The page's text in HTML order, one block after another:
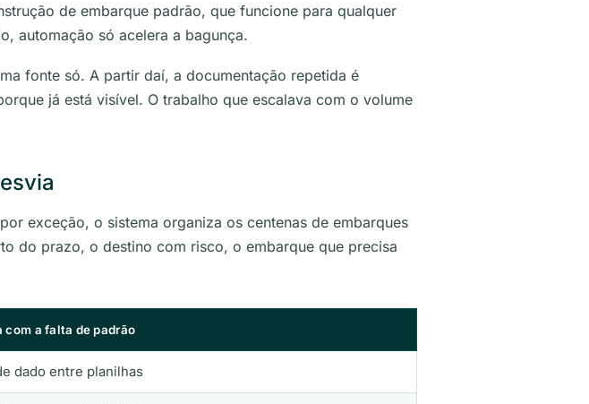
de embarque padrão, que funcione para qualquer
automação só acelera a bagunça.
fonte só. A partir daí, a documentação repetida é
já está visível. O trabalho que escalava com o volume
exceção, o sistema organiza os centenas de embarques
do prazo, o destino com risco, o embarque que precisa
com a falta de padrão
dado entre planilhas